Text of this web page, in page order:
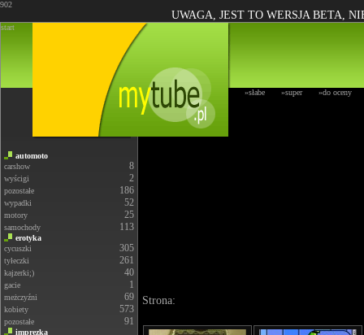
902
UWAGA, JEST TO WERSJA BETA,
start
»słabe »super »do oceny
automoto
carshow
8
wyścigi 2
pozostałe 186
wypadki 52
motory 25
samochody 113
erotyka
cycuszki
305
tyłeczki 261
kajzerki;) 40
gacie 1
meżczyźni 69
kobiety 573
pozostałe 91
imprezka
Strona: